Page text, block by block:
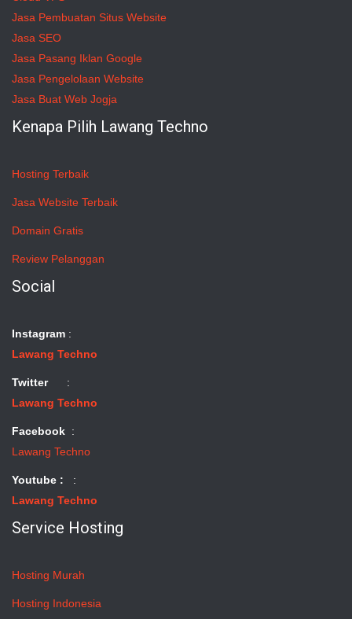
Jasa Pembuatan Situs Website
Jasa SEO
Jasa Pasang Iklan Google
Jasa Pengelolaan Website
Jasa Buat Web Jogja
Kenapa Pilih Lawang Techno
Hosting Terbaik
Jasa Website Terbaik
Domain Gratis
Review Pelanggan
Social
Instagram :
Lawang Techno
Twitter:
Lawang Techno
Facebook :
Lawang Techno
Youtube :
:
Lawang Techno
Service Hosting
Hosting Murah
Hosting Indonesia